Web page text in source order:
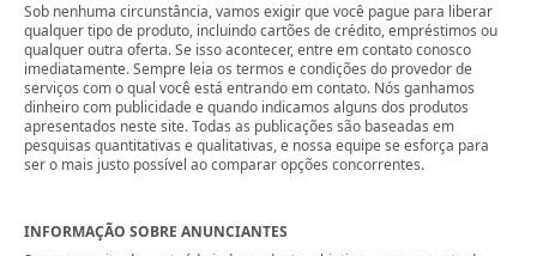
Sob nenhuma circunstância, vamos exigir que você pague para liberar
qualquer tipo de produto, incluindo cartões de crédito, empréstimos ou
qualquer outra oferta. Se isso acontecer, entre em contato conosco
imediatamente. Sempre leia os termos e condições do provedor de
serviços com o qual você está entrando em contato. Nós ganhamos
dinheiro com publicidade e quando indicamos alguns dos produtos
apresentados neste site. Todas as publicações são baseadas em
pesquisas quantitativas e qualitativas, e nossa equipe se esforça para
ser o mais justo possível ao comparar opções concorrentes.
INFORMAÇÃO SOBRE ANUNCIANTES